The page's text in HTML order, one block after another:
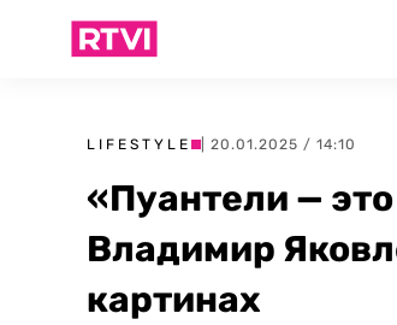
LIFESTYLE | 20.01.2025 / 14:10
«Пуантели —
Владимир
картинах